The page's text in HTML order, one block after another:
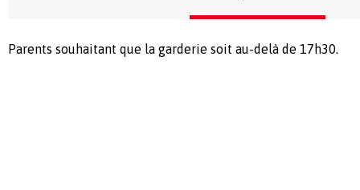
Parents souhaitant que la garderie soit au-delà de 17h30.